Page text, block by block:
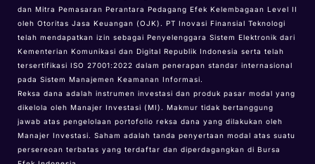
dan Mitra Pemasaran Perantara Pedagang Efek Kelembagaan Level II
oleh Otoritas Jasa Keuangan (OJK). PT Inovasi Finansial Teknologi
telah mendapatkan izin sebagai Penyelenggara Sistem Elektronik dari
Kementerian Komunikasi dan Digital Republik Indonesia serta telah
tersertifikasi ISO 27001:2022 dalam penerapan standar internasional
pada Sistem Manajemen Keamanan Informasi.
Reksa dana adalah instrumen investasi dan produk pasar modal yang
dikelola oleh Manajer Investasi (MI). Makmur tidak bertanggung
jawab atas pengelolaan portofolio reksa dana yang dilakukan oleh
Manajer Investasi. Saham adalah tanda penyertaan modal atas suatu
persereoan terbatas yang terdaftar dan diperdagangkan di Bursa